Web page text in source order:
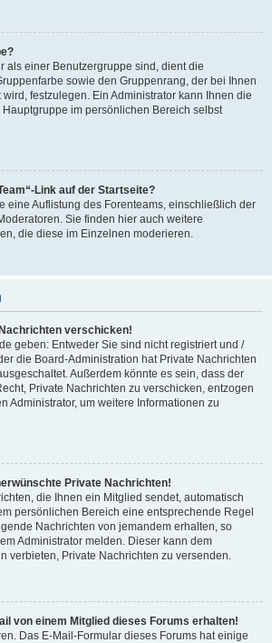
als einer Benutzergruppe sind, dient die
sowie den Gruppenrang, der bei Ihnen
festzulegen. Ein Administrator kann Ihnen die
im persönlichen Bereich selbst
Link auf der Startseite?
eine Auflistung des Forenteams, einschließlich der
Sie finden hier auch weitere
die diese im Einzelnen moderieren.
verschicken!
geben: Entweder Sie sind nicht registriert und /
die Board-Administration hat Private Nachrichten
Außerdem könnte es sein, dass der
Private Nachrichten zu verschicken, entzogen
Administrator, um weitere Informationen zu
Private Nachrichten!
die Ihnen ein Mitglied sendet, automatisch
persönlichen Bereich eine entsprechende Regel
Nachrichten von jemandem erhalten, so
Administrator melden. Dieser kann dem
verbieten, Private Nachrichten zu versenden.
von einem Mitglied dieses Forums erhalten!
Das E-Mail-Formular dieses Forums hat einige